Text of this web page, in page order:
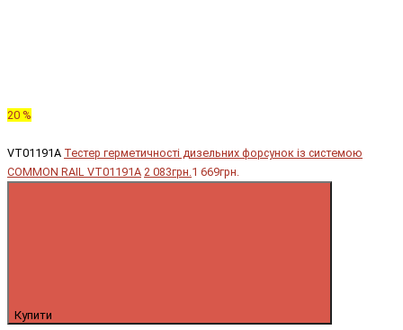
20 %
VT01191A Тестер герметичності дизельних форсунок із системою
COMMON RAIL VT01191A 2 083грн. 1 669грн.
Купити